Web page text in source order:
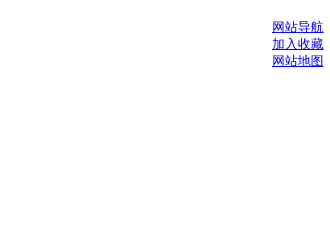
网站导航
加入收藏
网站地图